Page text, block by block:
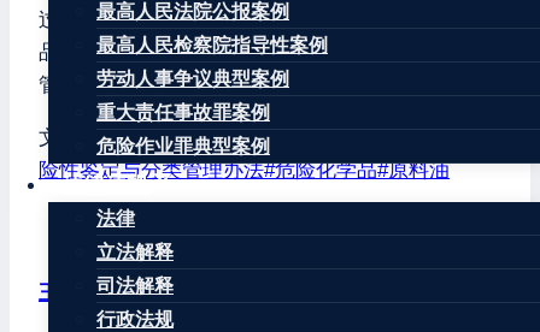
最高人民法院公报案例
最高人民检察院指导性案例
劳动人事争议典型案例
重大责任事故罪案例
危险作业罪典型案例
法律法规
法律
立法解释
司法解释
行政法规
过物理危险性鉴定，才能确定是否属于危险化学
品。感谢您的留言。回复单位： 应急管理部危化监
管二司 回复时间： 2022-03-13
文章标签：#化学品物理危险性鉴定#化学品物理危
险性鉴定与分类管理办法#危险化学品#原料油
王康律师